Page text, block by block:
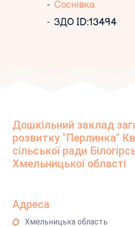
Соснівка
ЗДО ID:13494
Дошкільний заклад
розвитку "Перлинка"
сільської ради
Хмельницької області
Адреса
Хмельницька область